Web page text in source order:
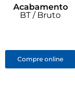
Acabamento
BT / Bruto
Compre online